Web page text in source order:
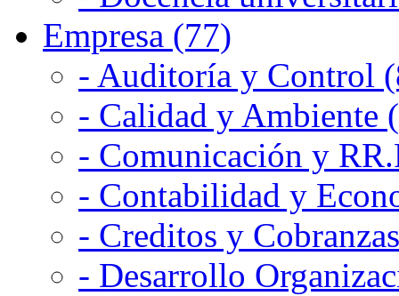
Empresa (77)
- Auditoría y Control
- Calidad y Ambiente
- Comunicación y
- Contabilidad y
- Creditos y
- Desarrollo